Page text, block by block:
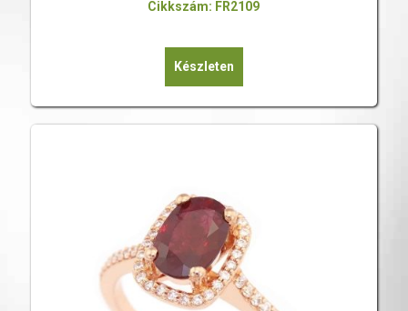
Cikkszám: FR2109
Készleten